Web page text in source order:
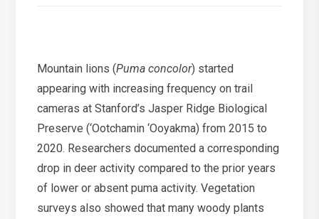
Mountain lions (Puma concolor) started
appearing with increasing frequency on trail
cameras at Stanford’s Jasper Ridge Biological
Preserve (‘Ootchamin ‘Ooyakma) from 2015 to
2020. Researchers documented a corresponding
drop in deer activity compared to the prior years
of lower or absent puma activity. Vegetation
surveys also showed that many woody plants